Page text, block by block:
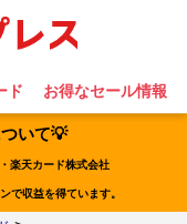
ド お得なセール情報
いて💡
楽天カード株式会社
で収益を得ています。